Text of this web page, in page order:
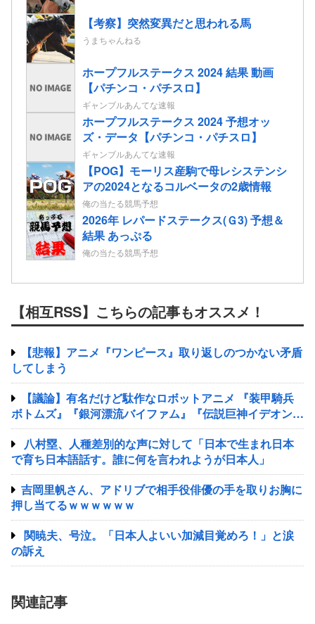
【考察】突然変異だと思われる馬
うまちゃんねる
ホープフルステークス 2024 結果 動画
【パチンコ・パチスロ】
ギャンブルあんてな速報
ホープフルステークス 2024 予想オッ
ズ・データ【パチンコ・パチスロ】
ギャンブルあんてな速報
【POG】モーリス産駒で母レシステンシ
アの2024となるコルベータの2歳情報
俺の当たる競馬予想
2026年 レパードステークス(Ｇ3) 予想＆
結果 あっぷる
俺の当たる競馬予想
【相互RSS】こちらの記事もオススメ！
【悲報】アニメ『ワンピース』取り返しのつかない矛盾
してしまう
【議論】有名だけど駄作なロボットアニメ 『装甲騎兵
ボトムズ』『銀河漂流バイファム』『伝説巨神イデオン』
『超獣機神ダンクーガ』『銀河疾風サスライガー』
八村塁、人種差別的な声に対して「日本で生まれ日本
で育ち日本語話す。誰に何を言われようが日本人」
吉岡里帆さん、アドリブで相手役俳優の手を取りお胸に
押し当てるｗｗｗｗｗｗ
関暁夫、号泣。「日本人よいい加減目覚めろ！」と涙
の訴え
関連記事